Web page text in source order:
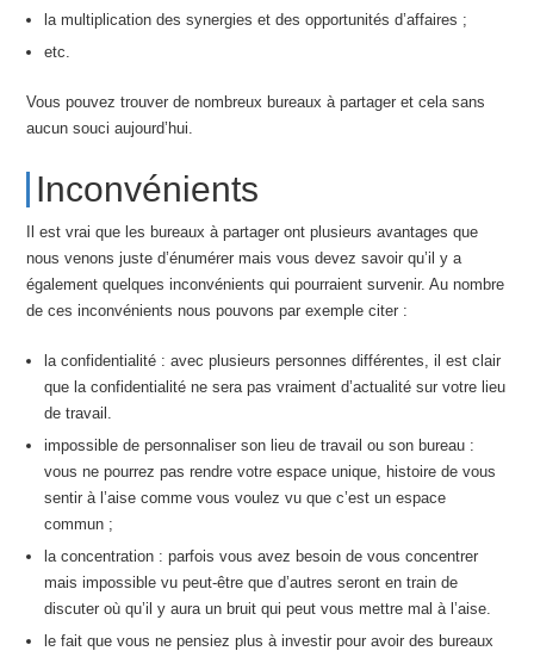
la multiplication des synergies et des opportunités d’affaires ;
etc.
Vous pouvez trouver de nombreux bureaux à partager et cela sans
aucun souci aujourd’hui.
Inconvénients
Il est vrai que les bureaux à partager ont plusieurs avantages que
nous venons juste d’énumérer mais vous devez savoir qu’il y a
également quelques inconvénients qui pourraient survenir. Au nombre
de ces inconvénients nous pouvons par exemple citer :
la confidentialité : avec plusieurs personnes différentes, il est clair
que la confidentialité ne sera pas vraiment d’actualité sur votre lieu
de travail.
impossible de personnaliser son lieu de travail ou son bureau :
vous ne pourrez pas rendre votre espace unique, histoire de vous
sentir à l’aise comme vous voulez vu que c’est un espace
commun ;
la concentration : parfois vous avez besoin de vous concentrer
mais impossible vu peut-être que d’autres seront en train de
discuter où qu’il y aura un bruit qui peut vous mettre mal à l’aise.
le fait que vous ne pensiez plus à investir pour avoir des bureaux